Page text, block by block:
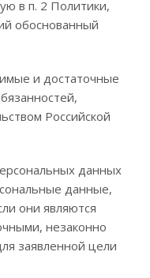
в п. 2 Политики,
обоснованный
и достаточные
Российской
данных
данные,
они являются
незаконно
заявленной цели